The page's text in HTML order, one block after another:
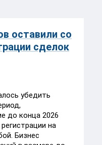
оставили со
сделок
убедить
до конца 2026
на
Бизнес